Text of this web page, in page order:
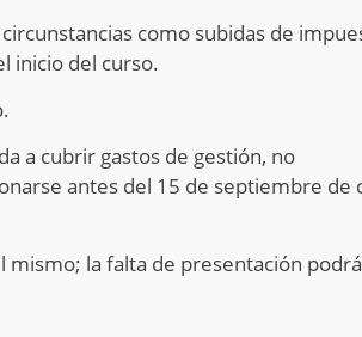
como subidas de
inicio del curso.
a cubrir gastos de gestión, no
antes del 15 de septiembre de
mismo; la falta de presentación podrá